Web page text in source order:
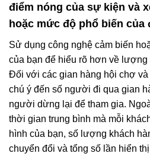
điểm nóng của sự kiện và
hoặc mức độ phổ biến của
Sử dụng công nghệ cảm biến
của bạn để hiểu rõ hơn về
Đối với các gian hàng hội chợ
chú ý đến số người đi qua gian
người dừng lại để tham gia.
thời gian trung bình mà mỗi
hình của bạn, số lượng khách
chuyển đổi và tổng số lần hiển